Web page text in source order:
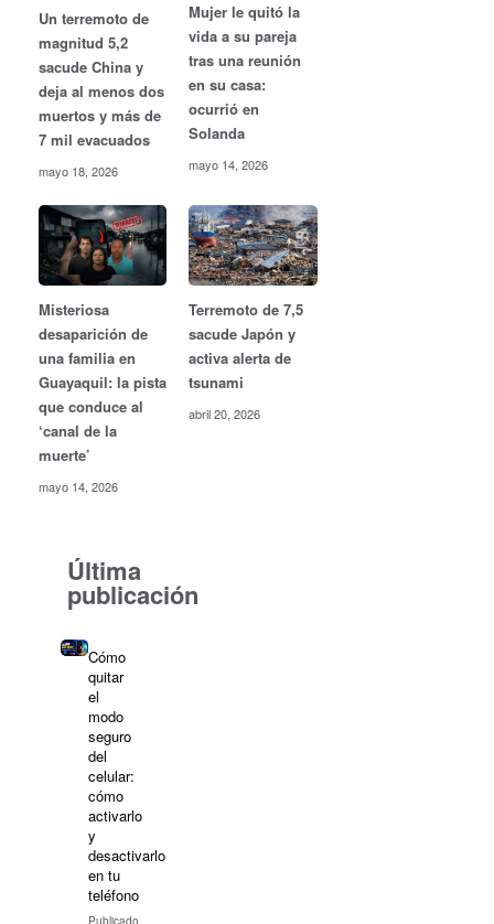
Un terremoto de
magnitud 5,2
sacude China y
deja al menos dos
muertos y más de
7 mil evacuados
mayo 18, 2026
Mujer le quitó la
vida a su pareja
tras una reunión
en su casa:
ocurrió en
Solanda
mayo 14, 2026
Misteriosa
desaparición de
una familia en
Guayaquil: la pista
que conduce al
‘canal de la
muerte’
mayo 14, 2026
Terremoto de 7,5
sacude Japón y
activa alerta de
tsunami
abril 20, 2026
Última
publicación
Cómo
quitar
el
modo
seguro
del
celular:
cómo
activarlo
y
desactivarlo
en tu
teléfono
Publicado